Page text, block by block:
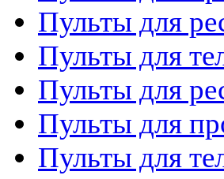
Пульты для
Пульты для
Пульты для
Пульты для
Пульты для